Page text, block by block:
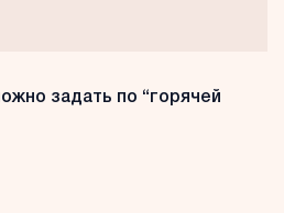
задать по “горячей